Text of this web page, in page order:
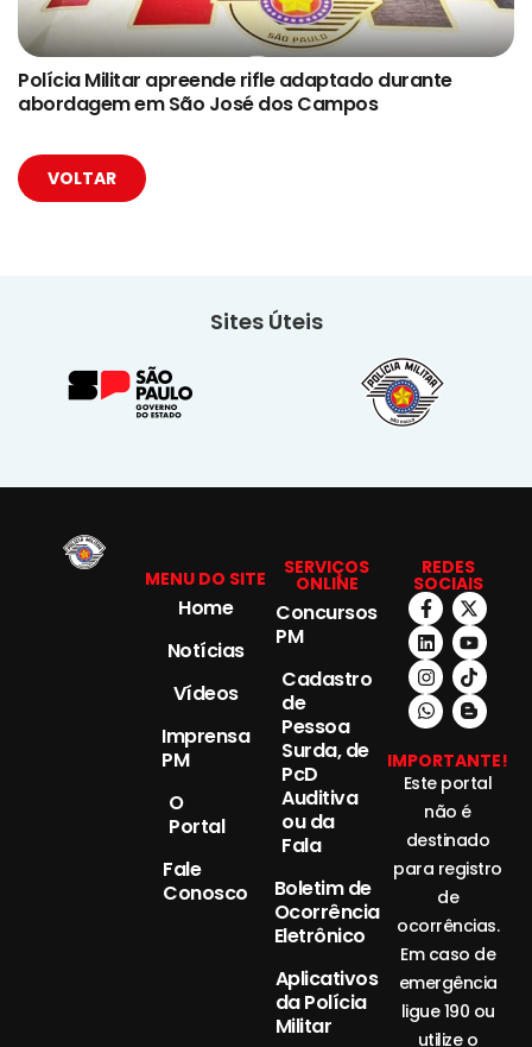
Polícia Militar apreende rifle adaptado durante
abordagem em São José dos Campos
VOLTAR
Sites Úteis
MENU DO SITE
Home
Notícias
Vídeos
Imprensa
PM
O
Portal
Fale
Conosco
SERVIÇOS
ONLINE
Concursos
PM
Cadastro
de
Pessoa
Surda, de
PcD
Auditiva
ou da
Fala
Boletim de
Ocorrência
Eletrônico
Aplicativos
da Polícia
Militar
REDES
SOCIAIS
IMPORTANTE!
Este portal
não é
destinado
para registro
de
ocorrências.
Em caso de
emergência
ligue 190 ou
utilize o